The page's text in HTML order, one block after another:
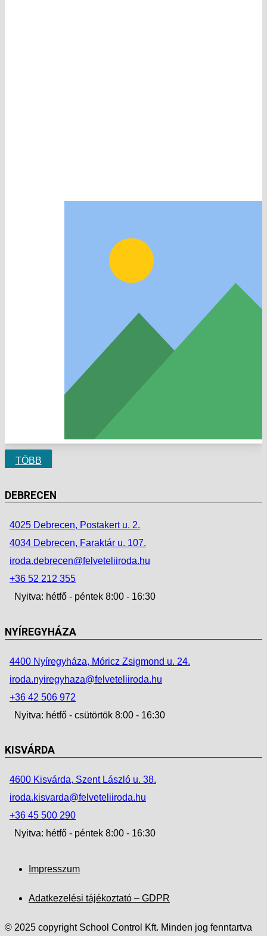
TÖBB
DEBRECEN
4025 Debrecen, Postakert u. 2.
4034 Debrecen, Faraktár u. 107.
iroda.debrecen@felveteliiroda.hu
+36 52 212 355
Nyitva: hétfő - péntek 8:00 - 16:30
NYÍREGYHÁZA
4400 Nyíregyháza, Móricz Zsigmond u. 24.
iroda.nyiregyhaza@felveteliiroda.hu
+36 42 506 972
Nyitva: hétfő - csütörtök 8:00 - 16:30
KISVÁRDA
4600 Kisvárda, Szent László u. 38.
iroda.kisvarda@felveteliiroda.hu
+36 45 500 290
Nyitva: hétfő - péntek 8:00 - 16:30
Impresszum
Adatkezelési tájékoztató – GDPR
© 2025 copyright School Control Kft. Minden jog fenntartva